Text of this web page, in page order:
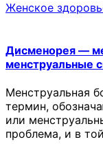
Женское
Дисменорея —
менструальные
Менструальная
термин,
или
проблема, и в